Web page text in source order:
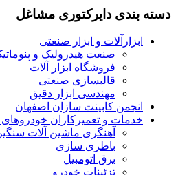
دسته بندی دایرکتوری مشاغل
ابزارآلات و ابزار صنعتی
صنعت هیدرولیک و
فروشگاه ابزار آلات
قالبسازی صنعتی
مهندسی ابزار دقیق
انجمن کابینت سازان اصفهان
خدمات و تعمیرکاران
آهنگری ماشین آلات
باطری سازی
برق اتومبیل
تزئینات خودرو